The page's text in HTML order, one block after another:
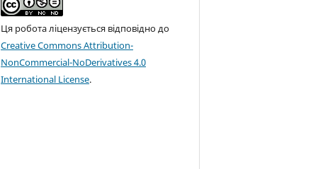
Ця робота ліцензується відповідно до
Creative Commons Attribution-
NonCommercial-NoDerivatives 4.0
International License.